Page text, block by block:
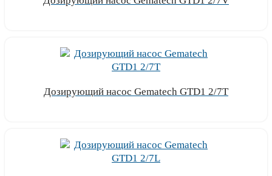
Дозирующий насос Gematech GTD1 2/7T